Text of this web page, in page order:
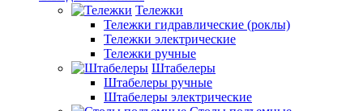
Тележки
Тележки гидравлические (роклы)
Тележки электрические
Тележки ручные
Штабелеры
Штабелеры ручные
Штабелеры электрические